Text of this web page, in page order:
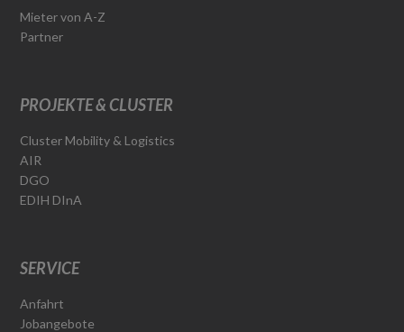
Mieter von A-Z
Partner
PROJEKTE & CLUSTER
Cluster Mobility & Logistics
AIR
DGO
EDIH DInA
SERVICE
Anfahrt
Jobangebote